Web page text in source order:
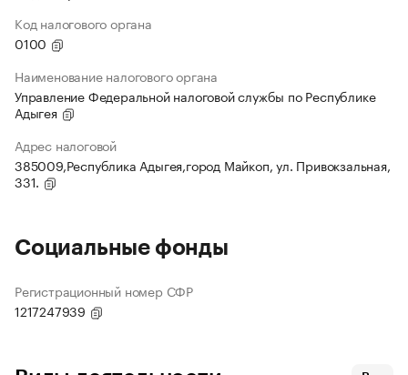
Код налогового органа
0100
Наименование налогового органа
Управление Федеральной налоговой службы по Республике
Адыгея
Адрес налоговой
385009,Республика Адыгея,город Майкоп, ул. Привокзальная,
331.
Социальные фонды
Регистрационный номер СФР
1217247939